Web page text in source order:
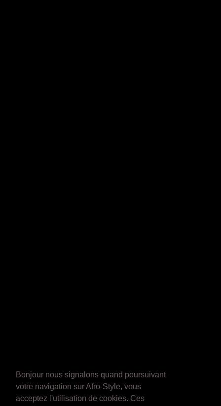
Bonjour nous signalons quand poursuivant
votre navigation sur Afro-Style, vous
acceptez l'utilisation de cookies. Ces